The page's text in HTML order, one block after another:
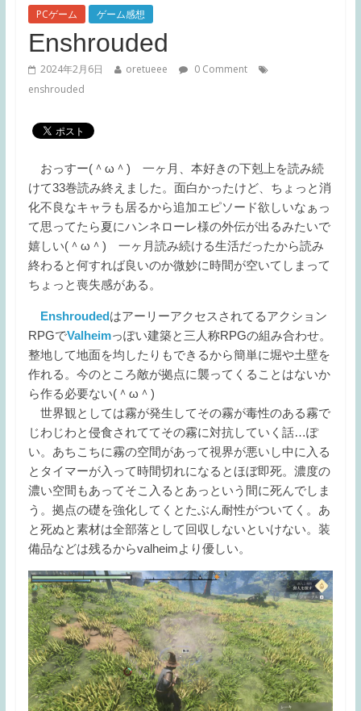
PCゲーム ゲーム感想
Enshrouded
2024年2月6日 oretueee
0 Comment
enshrouded
おっすー(＾ω＾) 一ヶ月、本好きの下剋上を読み続
けて33巻読み終えました。面白かったけど、ちょっと消
化不良なキャラも居るから追加エピソード欲しいなぁっ
て思ってたら夏にハンネローレ様の外伝が出るみたいで
嬉しい(＾ω＾) 一ヶ月読み続ける生活だったから読み
終わると何すれば良いのか微妙に時間が空いてしまって
ちょっと喪失感がある。
Enshroudedはアーリーアクセスされてるアクション
RPGでValheimっぽい建築と三人称RPGの組み合わせ。
整地して地面を均したりもできるから簡単に堀や土壁を
作れる。今のところ敵が拠点に襲ってくることはないか
ら作る必要ない(＾ω＾)
世界観としては霧が発生してその霧が毒性のある霧で
じわじわと侵食されててその霧に対抗していく話…ぽ
い。あちこちに霧の空間があって視界が悪いし中に入る
とタイマーが入って時間切れになるとほぼ即死。濃度の
濃い空間もあってそこ入るとあっという間に死んでしま
う。拠点の礎を強化してくとたぶん耐性がついてく。あ
と死ぬと素材は全部落として回収しないといけない。装
備品などは残るからvalheimより優しい。